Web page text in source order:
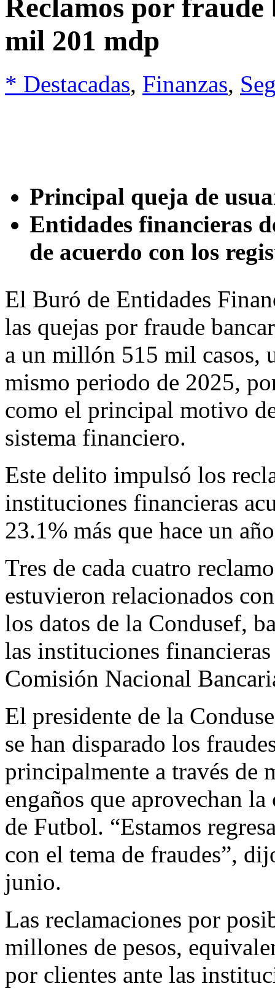
Reclamos por fraude
mil 201 mdp
* Destacadas, Finanzas,
Principal queja de
Entidades financieras
de acuerdo con los
El Buró de Entidades
las quejas por fraude
a un millón 515 mil casos,
mismo periodo de 2025,
como el principal motivo
sistema financiero.
Este delito impulsó los
instituciones financieras
23.1% más que hace un
Tres de cada cuatro
estuvieron relacionados
los datos de la Condusef,
las instituciones
Comisión Nacional
El presidente de la
se han disparado los
principalmente a través de
engaños que aprovechan
de Futbol. “Estamos
con el tema de fraudes”,
junio.
Las reclamaciones por
millones de pesos,
por clientes ante las